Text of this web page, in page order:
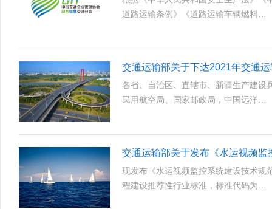
道路运输条例》《道路运输车辆燃料…
交通运输部关于下达2021年交通
各省、自治区、直辖市、新疆生产建设
民用航空局、国家邮政局，中国远洋…
交通运输部关于发布《水运视频
现发布《水运视频监控系统建设技术规
程建设推荐性行业标准，标准代码为…